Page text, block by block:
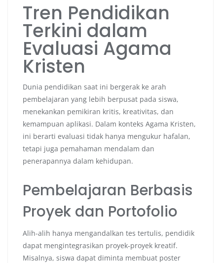
Tren Pendidikan
Terkini dalam
Evaluasi Agama
Kristen
Dunia pendidikan saat ini bergerak ke arah
pembelajaran yang lebih berpusat pada siswa,
menekankan pemikiran kritis, kreativitas, dan
kemampuan aplikasi. Dalam konteks Agama Kristen,
ini berarti evaluasi tidak hanya mengukur hafalan,
tetapi juga pemahaman mendalam dan
penerapannya dalam kehidupan.
Pembelajaran Berbasis
Proyek dan Portofolio
Alih-alih hanya mengandalkan tes tertulis, pendidik
dapat mengintegrasikan proyek-proyek kreatif.
Misalnya, siswa dapat diminta membuat poster